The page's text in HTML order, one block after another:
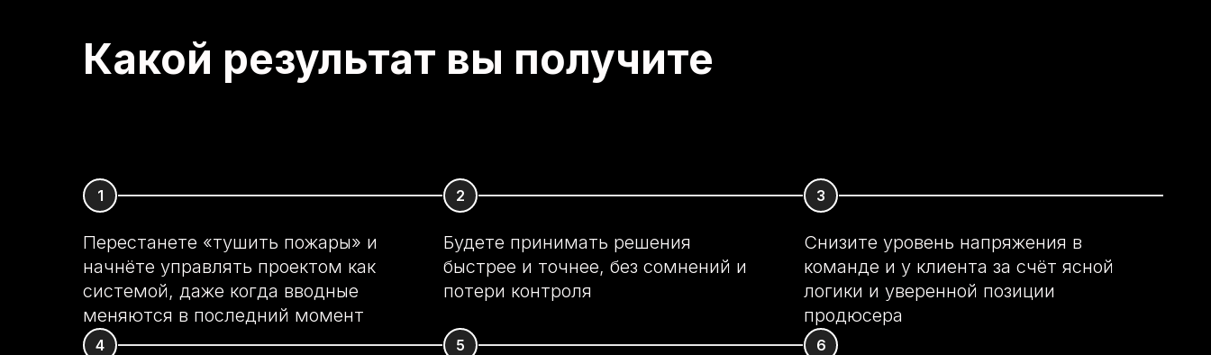
Какой результат вы получите
Перестанете «тушить пожары» и
начнёте управлять проектом как
системой, даже когда вводные
меняются в последний момент
Будете принимать решения
быстрее и точнее, без сомнений и
потери контроля
Снизите уровень напряжения в
команде и у клиента за счёт ясной
логики и уверенной позиции
продюсера